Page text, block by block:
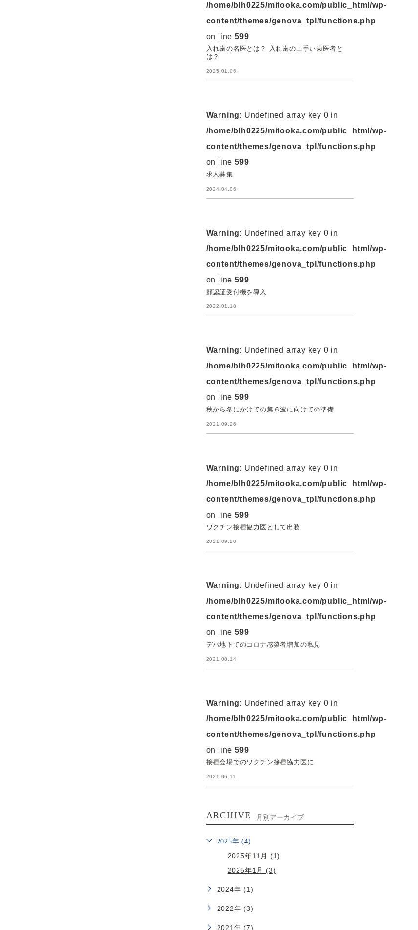
/home/blh0225/mitooka.com/public_html/wp-
content/themes/genova_tpl/functions.php
on line599
入れ歯の名医とは？ 入れ歯の上手い歯医者と
は？
2025.01.06
Warning: Undefined array key 0 in
/home/blh0225/mitooka.com/public_html/wp-
content/themes/genova_tpl/functions.php
on line599
求人募集
2024.04.06
Warning: Undefined array key 0 in
/home/blh0225/mitooka.com/public_html/wp-
content/themes/genova_tpl/functions.php
on line599
顔認証受付機を導入
2022.01.18
Warning: Undefined array key 0 in
/home/blh0225/mitooka.com/public_html/wp-
content/themes/genova_tpl/functions.php
on line599
秋から冬にかけての第６波に向けての準備
2021.09.26
Warning: Undefined array key 0 in
/home/blh0225/mitooka.com/public_html/wp-
content/themes/genova_tpl/functions.php
on line599
ワクチン接種協力医として出務
2021.09.20
Warning: Undefined array key 0 in
/home/blh0225/mitooka.com/public_html/wp-
content/themes/genova_tpl/functions.php
on line599
デバ地下でのコロナ感染者増加の私見
2021.08.14
Warning: Undefined array key 0 in
/home/blh0225/mitooka.com/public_html/wp-
content/themes/genova_tpl/functions.php
on line599
接種会場でのワクチン接種協力医に
2021.06.11
ARCHIVE 月別アーカイブ
2025年 (4)
2025年11月 (1)
2025年1月 (3)
2024年 (1)
2022年 (3)
2021年 (7)